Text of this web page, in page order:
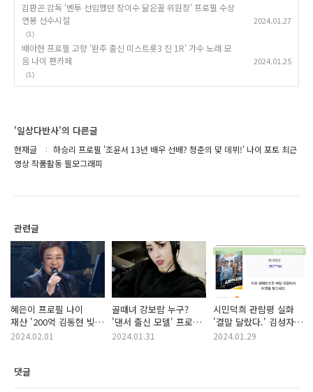
김판곤 감독 '벤투 선임했던 장이수 닮은꼴 위원장' 프로필 수상
연봉 선수시절
(1)
2024.01.27
배아현 프로필 고향 '완주 출신 미스트롯3 진 1R' 가수 노래 모
음 나이 팬카페
(1)
2024.01.25
'일상다반사'의 다른글
현재글
하승리 프로필 '조윤서 13년 배우 선배? 청춘의 덫 데뷔!' 나이 포토 최근
영상 작품활동 필모그래피
관련글
혜은이 프로필 나이
재산 '200억 김동현 빚
갚아...' 가족관계 딸
2024.02.01
골때녀 강보람 누구?
'댄서 출신 모델' 프로필
직업 인스타 키
2024.01.31
시민덕희 관람평 실화
'결말 달랐다.' 김성자
평점 손익분기점 가능?
2024.01.29
댓글